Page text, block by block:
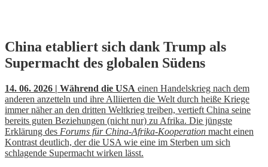
Skip
to
content
China etabliert sich dank Trump als
Supermacht des globalen Südens
14. 06. 2026 | Während die USA einen Handelskrieg nach dem
anderen anzetteln und ihre Alliierten die Welt durch heiße Kriege
immer näher an den dritten Weltkrieg treiben, vertieft China seine
bereits guten Beziehungen (nicht nur) zu Afrika. Die jüngste
Erklärung des Forums für China-Afrika-Kooperation macht einen
Kontrast deutlich, der die USA wie eine im Sterben um sich
schlagende Supermacht wirken lässt.